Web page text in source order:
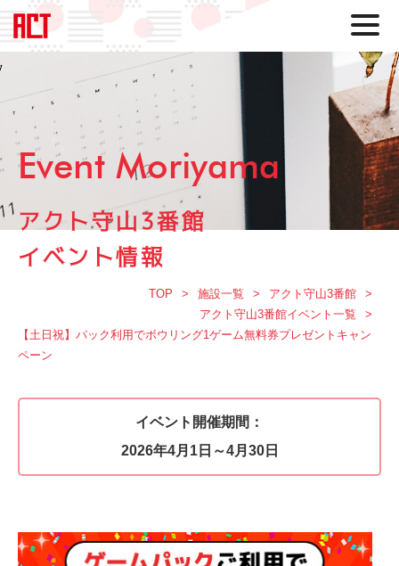
Event Moriyama
アクト守山3番館
イベント情報
TOP 施設一覧
アクト守山3番館
アクト守山3番館イベント一覧
【土日祝】パック利用でボウリング1ゲーム無料券プレゼントキャン
ペーン
イベント開催期間：
2026年4月1日～4月30日